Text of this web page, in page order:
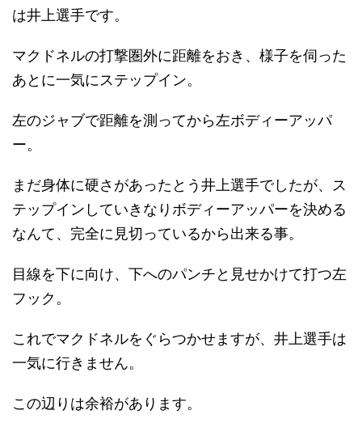
は井上選手です。
マクドネルの打撃圏外に距離をおき、様子を伺った
あとに一気にステップイン。
左のジャブで距離を測ってから左ボディーアッパ
ー。
まだ身体に硬さがあったとう井上選手でしたが、ス
テップインしていきなりボディーアッパーを決める
なんて、完全に見切っているから出来る事。
目線を下に向け、下へのパンチと見せかけて打つ左
フック。
これでマクドネルをぐらつかせますが、井上選手は
一気に行きません。
この辺りは余裕があります。